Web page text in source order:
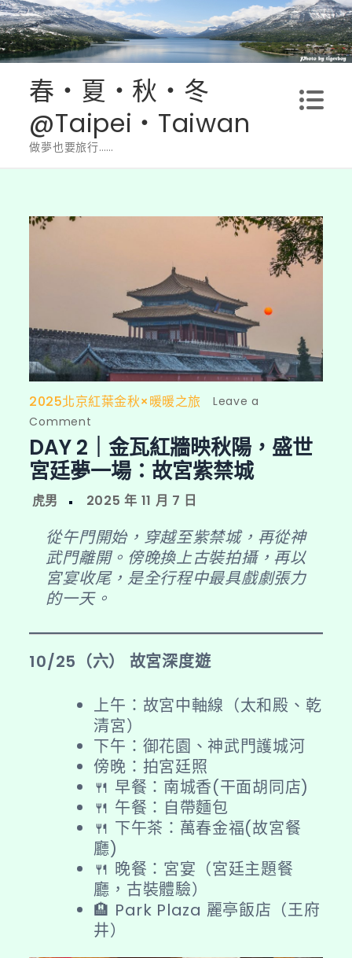
Skip
to
content
春‧夏‧秋‧冬
@Taipei‧Taiwan
做夢也要旅行……
2025北京紅葉金秋×暖暖之旅
Leave a
Comment
DAY
2
金
紅
牆
映
秋
世
廷
夢
一
場：
故
宮
紫
禁
城
DAY 2｜金瓦紅牆映秋陽，盛世
宮廷夢一場：故宮紫禁城
從午門開始，穿越至紫禁城，再從神
武門離開。傍晚換上古裝拍攝，再以
宮宴收尾，是全行程中最具戲劇張力
的一天。
10/25（六） 故宮深度遊
上午：故宮中軸線（太和殿、乾
清宮）
下午：御花園、神武門護城河
傍晚：拍宮廷照
🍴 早餐：南城香(干面胡同店)
🍴 午餐：自帶麵包
🍴 下午茶：萬春金福(故宮餐
廳)
🍴 晚餐：宮宴（宮廷主題餐
廳，古裝體驗）
🏨 Park Plaza 麗亭飯店（王府
井）